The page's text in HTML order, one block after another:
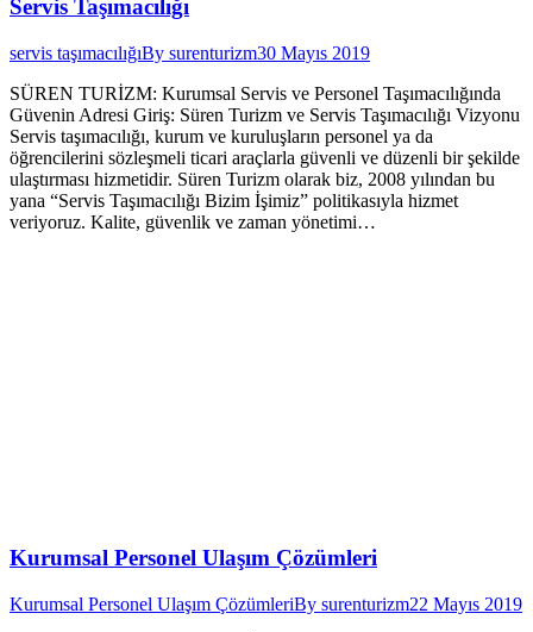
Servis Taşımacılığı
servis taşımacılığıBy surenturizm30 Mayıs 2019
SÜREN TURİZM: Kurumsal Servis ve Personel Taşımacılığında
Güvenin Adresi Giriş: Süren Turizm ve Servis Taşımacılığı Vizyonu
Servis taşımacılığı, kurum ve kuruluşların personel ya da
öğrencilerini sözleşmeli ticari araçlarla güvenli ve düzenli bir şekilde
ulaştırması hizmetidir. Süren Turizm olarak biz, 2008 yılından bu
yana “Servis Taşımacılığı Bizim İşimiz” politikasıyla hizmet
veriyoruz. Kalite, güvenlik ve zaman yönetimi…
Kurumsal Personel Ulaşım Çözümleri
Kurumsal Personel Ulaşım ÇözümleriBy surenturizm22 Mayıs 2019